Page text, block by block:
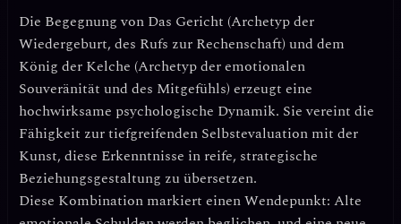
Die Begegnung von Das Gericht (Archetyp der
Wiedergeburt, des Rufs zur Rechenschaft) und dem
König der Kelche (Archetyp der emotionalen
Souveränität und des Mitgefühls) erzeugt eine
hochwirksame psychologische Dynamik. Sie vereint die
Fähigkeit zurtiefgreifenden Selbstevaluation mit der
Kunst, diese Erkenntnisse in reife, strategische
Beziehungsgestaltung zu übersetzen.
Diese Kombination markiert einen Wendepunkt: Alte